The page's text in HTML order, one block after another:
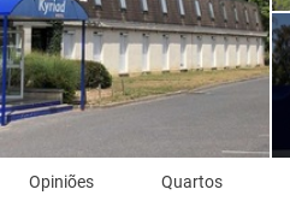
Opiniões Quartos